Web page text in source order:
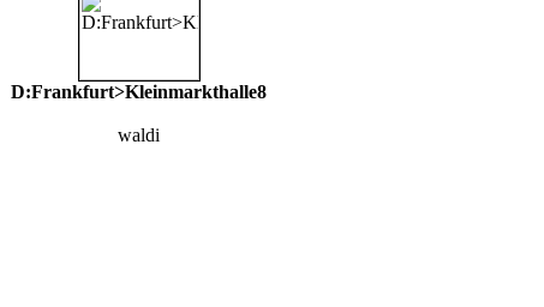
D:Frankfurt>Kleinmarkthalle8
waldi